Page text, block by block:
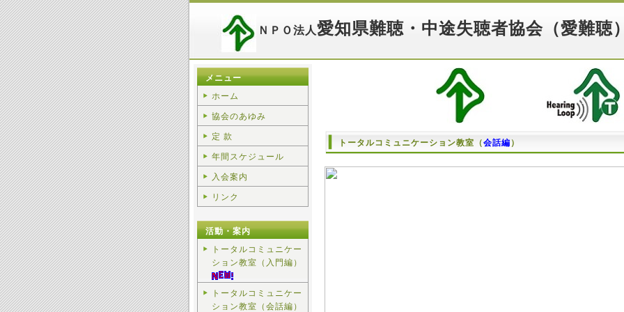
ＮＰＯ法人愛知県難聴・中途失聴者協会（愛難聴
トータルコミュニケーション教室（会話編）
メニュー
ホーム
協会のあゆみ
定 款
年間スケジュール
入会案内
リンク
活動・案内
トータルコミュニケー
ション教室（入門編）
トータルコミュニケー
ション教室（会話編）